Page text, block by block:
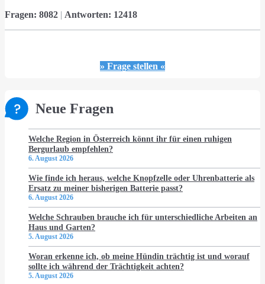
Fragen: 8082 | Antworten: 12418
» Frage stellen «
Neue Fragen
Welche Region in Österreich könnt ihr für einen ruhigen
Bergurlaub empfehlen?
6. August 2026
Wie finde ich heraus, welche Knopfzelle oder Uhrenbatterie als
Ersatz zu meiner bisherigen Batterie passt?
6. August 2026
Welche Schrauben brauche ich für unterschiedliche Arbeiten an
Haus und Garten?
5. August 2026
Woran erkenne ich, ob meine Hündin trächtig ist und worauf
sollte ich während der Trächtigkeit achten?
5. August 2026